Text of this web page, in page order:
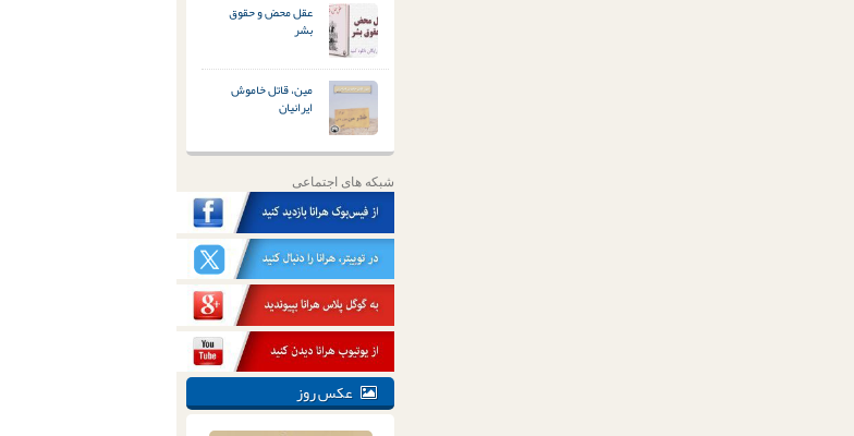
عقل محض و حقوق
بشر
مین، قاتل خاموش
ایرانیان
شبکه های اجتماعی
عکس روز